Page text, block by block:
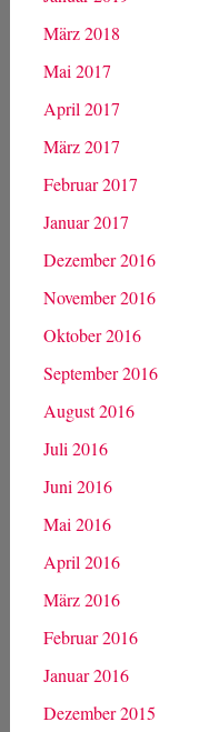
März 2018
Mai 2017
April 2017
März 2017
Februar 2017
Januar 2017
Dezember 2016
November 2016
Oktober 2016
September 2016
August 2016
Juli 2016
Juni 2016
Mai 2016
April 2016
März 2016
Februar 2016
Januar 2016
Dezember 2015